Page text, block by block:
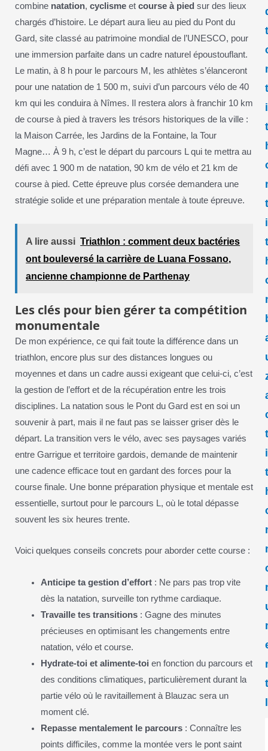
combine natation, cyclismeet course à pied sur des lieux
chargés d’histoire. Le départ aura lieu au pied du Pont du
Gard, site classé au patrimoine mondial de l’UNESCO, pour
une immersion parfaite dans un cadre naturel époustouflant.
Le matin, à 8 h pour le parcours M, les athlètes s’élanceront
pour une natation de 1 500 m, suivi d’un parcours vélo de 40
km qui les conduira à Nîmes. Il restera alors à franchir 10 km
de course à pied à travers les trésors historiques de la ville :
la Maison Carrée, les Jardins de la Fontaine, la Tour
Magne… À 9 h, c’est le départ du parcours L qui te mettra au
défi avec 1 900 m de natation, 90 km de vélo et 21 km de
course à pied. Cette épreuve plus corsée demandera une
stratégie solide et une préparation mentale à toute épreuve.
A lire aussi Triathlon : comment deux bactéries
ont bouleversé la carrière de Luana Fossano,
ancienne championne de Parthenay
Les clés pour bien gérer ta compétition
monumentale
De mon expérience, ce qui fait toute la différence dans un
triathlon, encore plus sur des distances longues ou
moyennes et dans un cadre aussi exigeant que celui-ci, c’est
la gestion de l’effort et de la récupération entre les trois
disciplines. La natation sous le Pont du Gard est en soi un
souvenir à part, mais il ne faut pas se laisser griser dès le
départ. La transition vers le vélo, avec ses paysages variés
entre Garrigue et territoire gardois, demande de maintenir
une cadence efficace tout en gardant des forces pour la
course finale. Une bonne préparation physique et mentale est
essentielle, surtout pour le parcours L, où le total dépasse
souvent les six heures trente.
Voici quelques conseils concrets pour aborder cette course :
Anticipe ta gestion d’effort : Ne pars pas trop vite
dès la natation, surveille ton rythme cardiaque.
Travaille tes transitions : Gagne des minutes
précieuses en optimisant les changements entre
natation, vélo et course.
Hydrate-toi et alimente-toi en fonction du parcours et
des conditions climatiques, particulièrement durant la
partie vélo où le ravitaillement à Blauzac sera un
moment clé.
Repasse mentalement le parcours : Connaître les
points difficiles, comme la montée vers le pont saint
l